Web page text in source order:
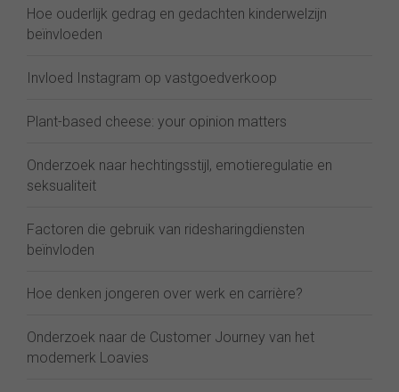
Hoe ouderlijk gedrag en gedachten kinderwelzijn
beïnvloeden
Invloed Instagram op vastgoedverkoop
Plant-based cheese: your opinion matters
Onderzoek naar hechtingsstijl, emotieregulatie en
seksualiteit
Factoren die gebruik van ridesharingdiensten
beïnvloden
Hoe denken jongeren over werk en carrière?
Onderzoek naar de Customer Journey van het
modemerk Loavies